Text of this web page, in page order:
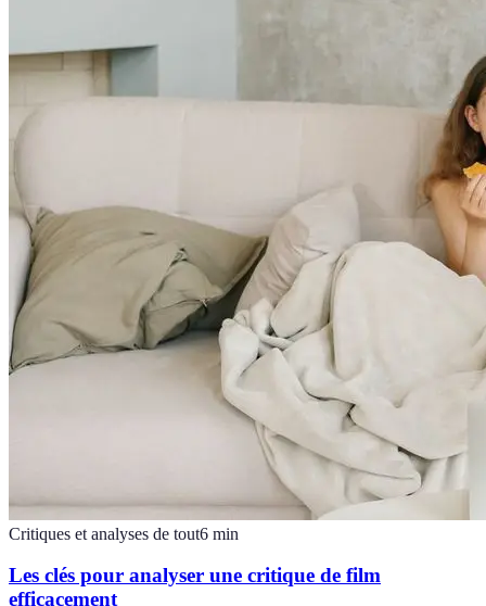
Critiques et analyses de tout6 min
Les clés pour analyser une critique de film
efficacement